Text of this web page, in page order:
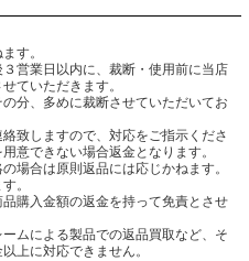
す。
営業日以内に、裁断・使用前に当店
ていただきます。
分、多めに裁断させていただいてお
致しますので、対応をご指示くださ
意できない場合返金となります。
場合は原則返品には応じかねます。
。
購入金額の返金を持って免責とさせ
ムによる製品での返品買取など、そ
上に対応できません。